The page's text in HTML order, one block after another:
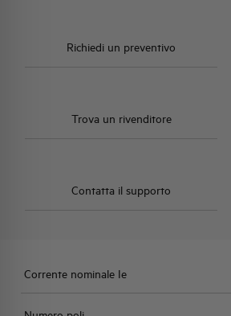
Richiedi un preventivo
Trova un rivenditore
Contatta il supporto
Corrente nominale Ie